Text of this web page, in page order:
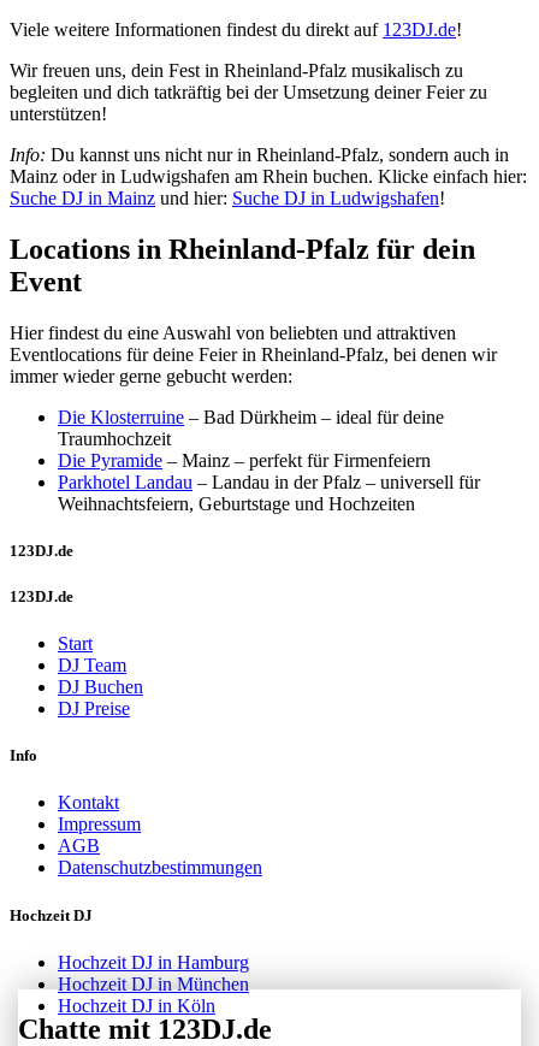
Viele weitere Informationen findest du direkt auf 123DJ.de!
Wir freuen uns, dein Fest in Rheinland-Pfalz musikalisch zu
begleiten und dich tatkräftig bei der Umsetzung deiner Feier zu
unterstützen!
Info: Du kannst uns nicht nur in Rheinland-Pfalz, sondern auch in
Mainz oder in Ludwigshafen am Rhein buchen. Klicke einfach hier:
Suche DJ in Mainz und hier: Suche DJ in Ludwigshafen!
Locations in Rheinland-Pfalz für dein
Event
Hier findest du eine Auswahl von beliebten und attraktiven
Eventlocations für deine Feier in Rheinland-Pfalz, bei denen wir
immer wieder gerne gebucht werden:
Die Klosterruine – Bad Dürkheim – ideal für deine
Traumhochzeit
Die Pyramide – Mainz – perfekt für Firmenfeiern
Parkhotel Landau – Landau in der Pfalz – universell für
Weihnachtsfeiern, Geburtstage und Hochzeiten
123DJ.de
123DJ.de
Start
DJ Team
DJ Buchen
DJ Preise
Info
Kontakt
Impressum
AGB
Datenschutzbestimmungen
Hochzeit DJ
Hochzeit DJ in Hamburg
Hochzeit DJ in München
Hochzeit DJ in Köln
Chatte mit 123DJ.de